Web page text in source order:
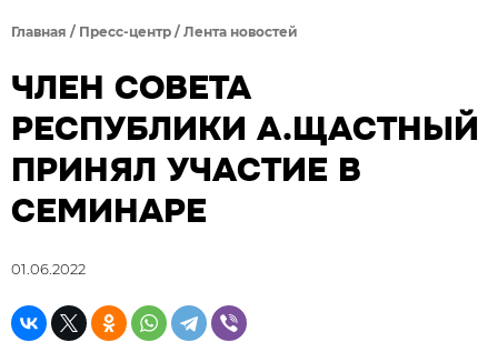
Главная / Пресс-центр / Лента новостей
ЧЛЕН СОВЕТА
РЕСПУБЛИКИ А.ЩАСТНЫЙ
ПРИНЯЛ УЧАСТИЕ В
СЕМИНАРЕ
01.06.2022